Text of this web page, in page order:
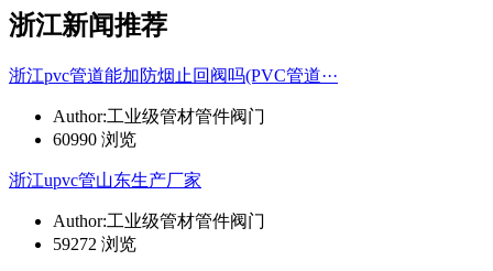
浙江新闻推荐
浙江pvc管道能加防烟止回阀吗(PVC管道···
Author:工业级管材管件阀门
60990 浏览
浙江upvc管山东生产厂家
Author:工业级管材管件阀门
59272 浏览